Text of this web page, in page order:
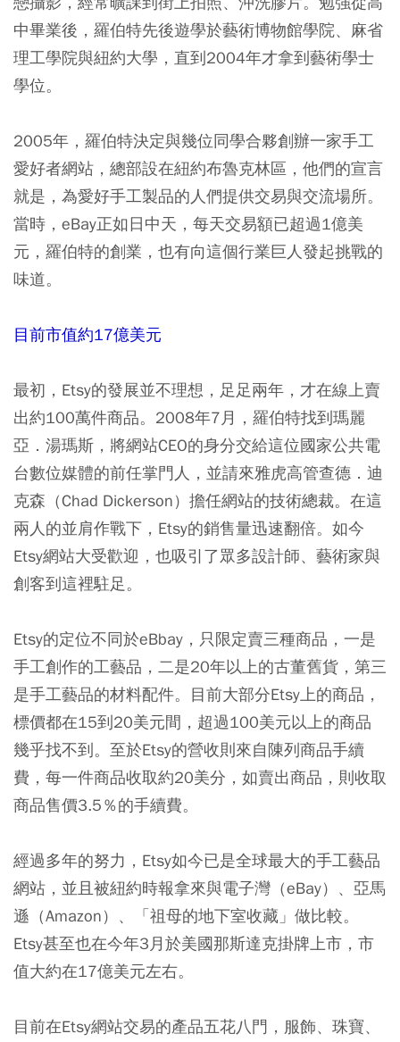
中畢業後，羅伯特先後遊學於藝術博物館學院、麻省
理工學院與紐約大學，直到2004年才拿到藝術學士
學位。
2005年，羅伯特決定與幾位同學合夥創辦一家手工
愛好者網站，總部設在紐約布魯克林區，他們的宣言
就是，為愛好手工製品的人們提供交易與交流場所。
當時，eBay正如日中天，每天交易額已超過1億美
元，羅伯特的創業，也有向這個行業巨人發起挑戰的
味道。
目前市值約17億美元
最初，Etsy的發展並不理想，足足兩年，才在線上賣
出約100萬件商品。2008年7月，羅伯特找到瑪麗
亞．湯瑪斯，將網站CEO的身分交給這位國家公共電
台數位媒體的前任掌門人，並請來雅虎高管查德．迪
克森（Chad Dickerson）擔任網站的技術總裁。在這
兩人的並肩作戰下，Etsy的銷售量迅速翻倍。如今
Etsy網站大受歡迎，也吸引了眾多設計師、藝術家與
創客到這裡駐足。
Etsy的定位不同於eBbay，只限定賣三種商品，一是
手工創作的工藝品，二是20年以上的古董舊貨，第三
是手工藝品的材料配件。目前大部分Etsy上的商品，
標價都在15到20美元間，超過100美元以上的商品
幾乎找不到。至於Etsy的營收則來自陳列商品手續
費，每一件商品收取約20美分，如賣出商品，則收取
商品售價3.5％的手續費。
經過多年的努力，Etsy如今已是全球最大的手工藝品
網站，並且被紐約時報拿來與電子灣（eBay）、亞馬
遜（Amazon）、「祖母的地下室收藏」做比較。
Etsy甚至也在今年3月於美國那斯達克掛牌上市，市
值大約在17億美元左右。
目前在Etsy網站交易的產品五花八門，服飾、珠寶、